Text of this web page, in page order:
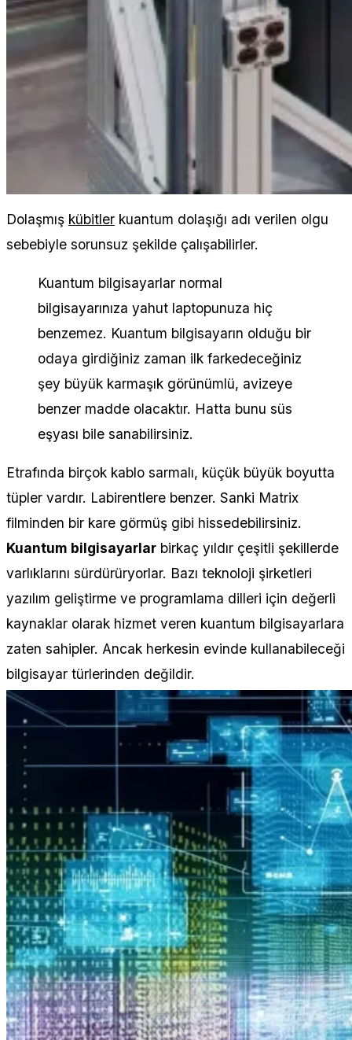
Dolaşmış kübitler kuantum dolaşığı adı verilen olgu
sebebiyle sorunsuz şekilde çalışabilirler.
Kuantum bilgisayarlar normal
bilgisayarınıza yahut laptopunuza hiç
benzemez. Kuantum bilgisayarın olduğu bir
odaya girdiğiniz zaman ilk farkedeceğiniz
şey büyük karmaşık görünümlü, avizeye
benzer madde olacaktır. Hatta bunu süs
eşyası bile sanabilirsiniz.
Etrafında birçok kablo sarmalı, küçük büyük boyutta
tüpler vardır. Labirentlere benzer. Sanki Matrix
filminden bir kare görmüş gibi hissedebilirsiniz.
Kuantum bilgisayarlar birkaç yıldır çeşitli şekillerde
varlıklarını sürdürüryorlar. Bazı teknoloji şirketleri
yazılım geliştirme ve programlama dilleri için değerli
kaynaklar olarak hizmet veren kuantum bilgisayarlara
zaten sahipler. Ancak herkesin evinde kullanabileceği
bilgisayar türlerinden değildir.